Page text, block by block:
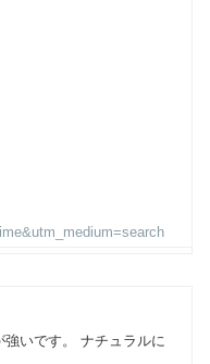
いです。 ナチュラルに